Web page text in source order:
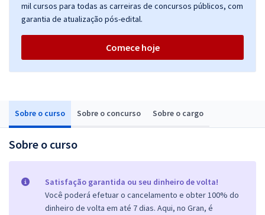
Sobre o curso Sobre o concurso Sobre o cargo
Sobre o curso
Satisfação garantida ou seu dinheiro de volta!
Você poderá efetuar o cancelamento e obter 100% do
dinheiro de volta em até 7 dias. Aqui, no Gran, é
mil cursos para todas as carreiras de concursos públicos, com
garantia de atualização pós-edital.
Comece hoje